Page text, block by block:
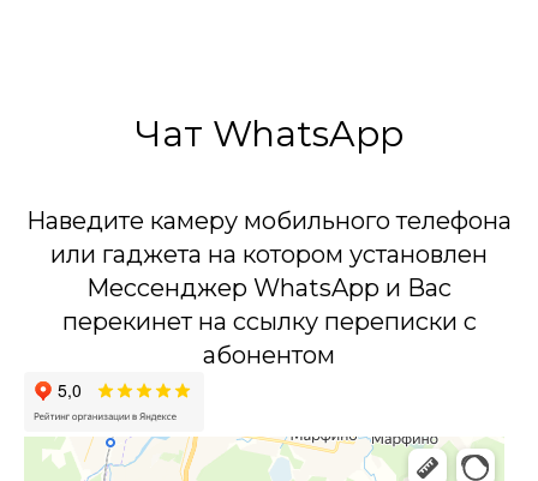
Чат WhatsApp
Наведите камеру мобильного телефона
или гаджета на котором установлен
Мессенджер WhatsApp и Вас
перекинет на ссылку переписки с
абонентом